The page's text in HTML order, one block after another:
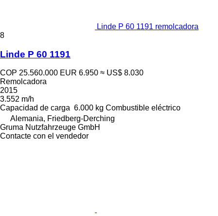
Linde P 60 1191 remolcadora
8
Linde P 60 1191
COP 25.560.000 EUR 6.950 ≈ US$ 8.030
Remolcadora
2015
3.552 m/h
Capacidad de carga 6.000 kg Combustible eléctrico
Alemania, Friedberg-Derching
Gruma Nutzfahrzeuge GmbH
Contacte con el vendedor